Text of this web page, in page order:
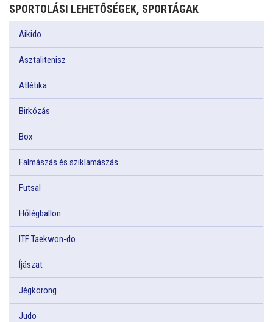
SPORTOLÁSI LEHETŐSÉGEK, SPORTÁGAK
Aikido
Asztalitenisz
Atlétika
Birkózás
Box
Falmászás és sziklamászás
Futsal
Hőlégballon
ITF Taekwon-do
Íjászat
Jégkorong
Judo